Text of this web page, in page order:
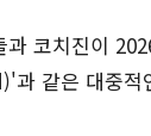
코치진이
같은 대중적